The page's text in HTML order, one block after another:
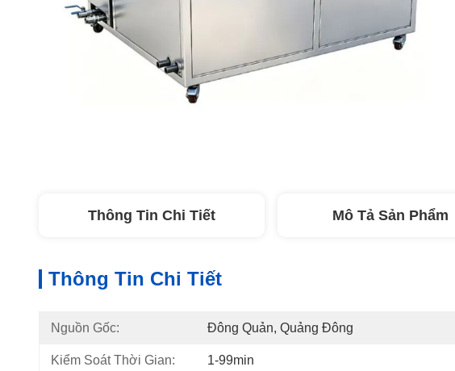
Thông Tin Chi Tiết Mô Tả Sản Phẩm
Thông Tin Chi Tiết
Nguồn Gốc: Đông Quản, Quảng Đông
Kiểm Soát Thời Gian: 1-99min